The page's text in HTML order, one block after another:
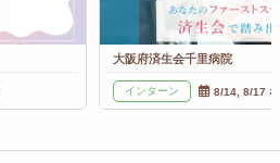
大阪府済生会千里病院
インターン 8/14, 8/17